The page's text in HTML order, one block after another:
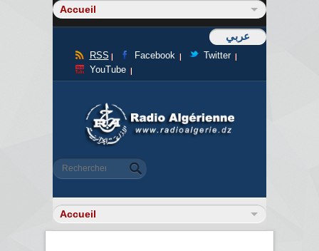
عربي
RSS Facebook
Twitter
YouTube
Formulaire de recherche
Rechercher